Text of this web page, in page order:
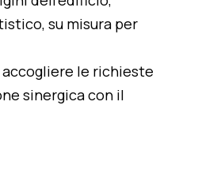
su misura per
le richieste
sinergica con il